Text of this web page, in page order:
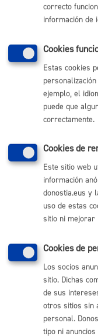
Autorizaciones de
Volver al índice
Comunícate con el
Sebastián
(+34) 943 481 000
Buzón de la
Informar de un
Enlaces útiles
Perfil del contratante
Sede electrónica
Mapas - GeoDonostia
Sala de prensa
Mapa web
correcto
información de
Cookies
Estas cookies
ejemplo, el
puede que
correctamente.
Cookies de
Este sitio web
información
donostia.eus y
uso de estas
sitio ni mejorar
Cookies de
Los socios
sitio. Dichas
de sus
otros sitios sin
personal.
tipo ni anuncios